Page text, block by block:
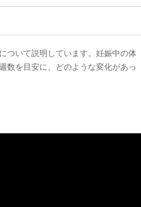
ついて説明しています。妊娠中の体
数を目安に、どのような変化があっ